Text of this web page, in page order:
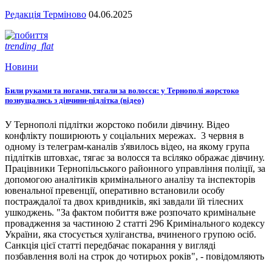
Редакція Терміново 04.06.2025
trending_flat
Новини
Били руками та ногами, тягали за волосся: у Тернополі жорстоко
познущались з дівчини-підлітка (відео)
У Тернополі підлітки жорстоко побили дівчину. Відео
конфлікту поширюють у соціальних мережах. 3 червня в
одному із телеграм-каналів з'явилось відео, на якому група
підлітків штовхає, тягає за волосся та всіляко ображає дівчину.
Працівники Тернопільського районного управління поліції, за
допомогою аналітиків кримінального аналізу та інспекторів
ювенальної превенції, оперативно встановили особу
постраждалої та двох кривдників, які завдали їй тілесних
ушкоджень. "За фактом побиття вже розпочато кримінальне
провадження за частиною 2 статті 296 Кримінального кодексу
України, яка стосується хуліганства, вчиненого групою осіб.
Санкція цієї статті передбачає покарання у вигляді
позбавлення волі на строк до чотирьох років", - повідомляють